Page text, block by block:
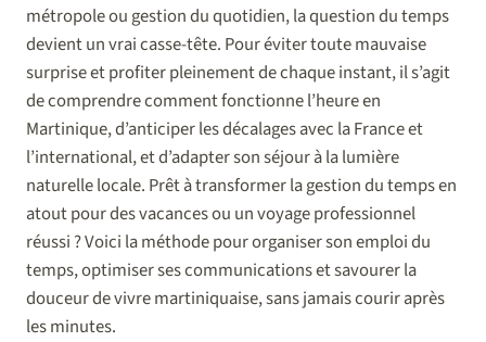
métropole ou gestion du quotidien, la question du temps
devient un vrai casse-tête. Pour éviter toute mauvaise
surprise et profiter pleinement de chaque instant, il s’agit
de comprendre comment fonctionne l’heure en
Martinique, d’anticiper les décalages avec la France et
l’international, et d’adapter son séjour à la lumière
naturelle locale. Prêt à transformer la gestion du temps en
atout pour des vacances ou un voyage professionnel
réussi ? Voici la méthode pour organiser son emploi du
temps, optimiser ses communications et savourer la
douceur de vivre martiniquaise, sans jamais courir après
les minutes.